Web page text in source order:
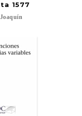
1577
Joaquín